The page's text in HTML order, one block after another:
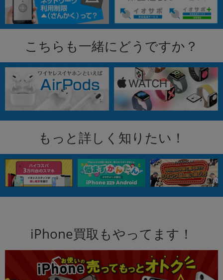
こちらも一緒にどうですか？
もっと詳しく知りたい！
iPhone買取もやってます！